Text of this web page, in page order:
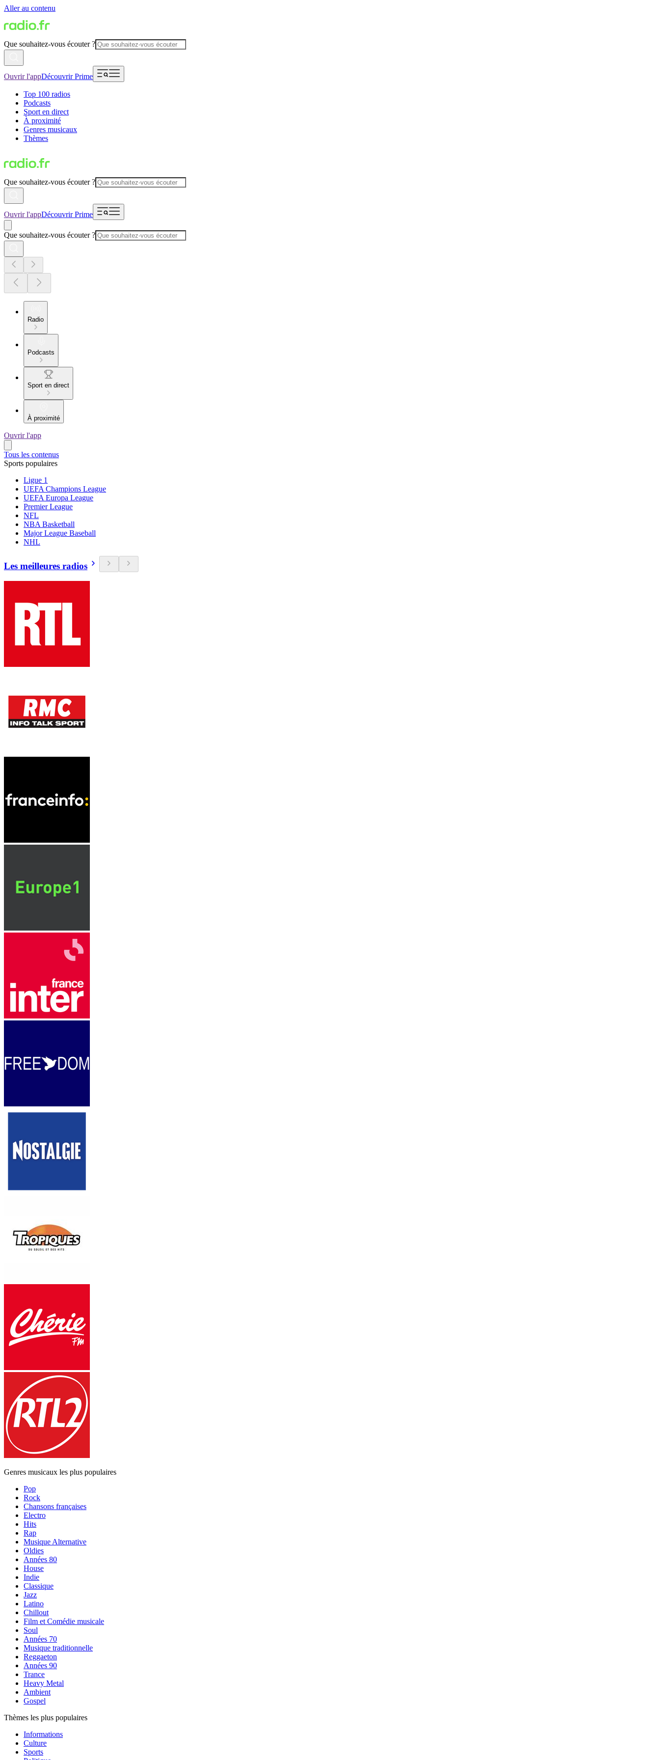
Aller au contenu
Que souhaitez-vous écouter ?
Ouvrir l'appDécouvrir Prime
Top 100 radios
Podcasts
Sport en direct
À proximité
Genres musicaux
Thèmes
Que souhaitez-vous écouter ?
Ouvrir l'appDécouvrir Prime
Que souhaitez-vous écouter ?
Radio
Podcasts
Sport en direct
À proximité
Ouvrir l'app
Tous les contenus
Sports populaires
Ligue 1
UEFA Champions League
UEFA Europa League
Premier League
NFL
NBA Basketball
Major League Baseball
NHL
Les meilleures radios
Genres musicaux les plus populaires
Pop
Rock
Chansons françaises
Electro
Hits
Rap
Musique Alternative
Oldies
Années 80
House
Indie
Classique
Jazz
Latino
Chillout
Film et Comédie musicale
Soul
Années 70
Musique traditionnelle
Reggaeton
Années 90
Trance
Heavy Metal
Ambient
Gospel
Thèmes les plus populaires
Informations
Culture
Sports